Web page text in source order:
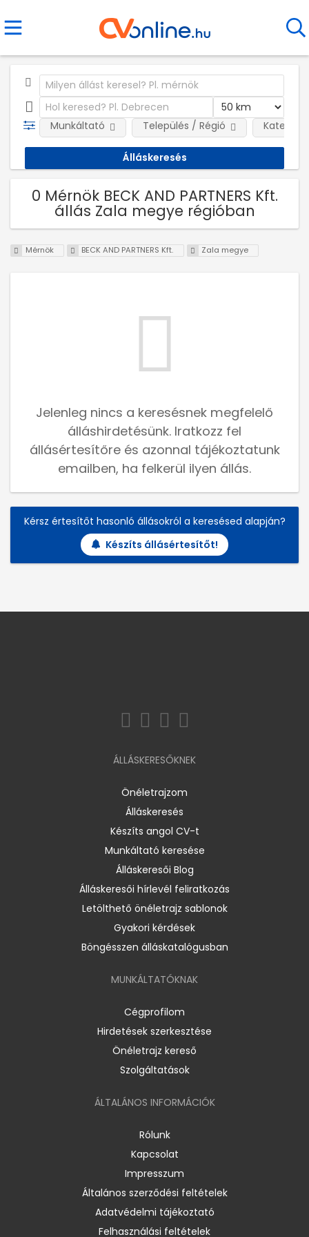
Munkáltató Település / Régió
0 Mérnök BECK AND PARTNERS Kft.
állás Zala megye régióban
Mérnök BECK AND PARTNERS Kft. Zala megye
Jelenleg nincs a keresésnek megfelelő
álláshirdetésünk. Iratkozz fel
állásértesítőre és azonnal tájékoztatunk
emailben, ha felkerül ilyen állás.
Kérsz értesítőt hasonló állásokról a keresésed alapján?
Készíts állásértesítőt!
ÁLLÁSKERESŐKNEK
Önéletrajzom
Álláskeresés
Készíts angol CV-t
Munkáltató keresése
Álláskeresői Blog
Álláskeresői hírlevél feliratkozás
Letölthető önéletrajz sablonok
Gyakori kérdések
Böngésszen álláskatalógusban
MUNKÁLTATÓKNAK
Cégprofilom
Hirdetések szerkesztése
Önéletrajz kereső
Szolgáltatások
ÁLTALÁNOS INFORMÁCIÓK
Rólunk
Kapcsolat
Impresszum
Általános szerződési feltételek
Adatvédelmi tájékoztató
Felhasználási feltételek